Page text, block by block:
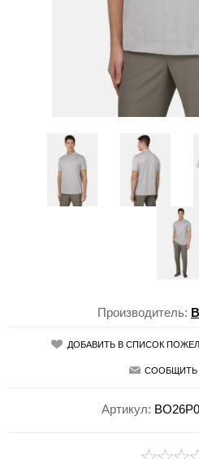
Производитель:
ДОБАВИТЬ В СПИСОК
СООБЩИТЬ
Артикул: